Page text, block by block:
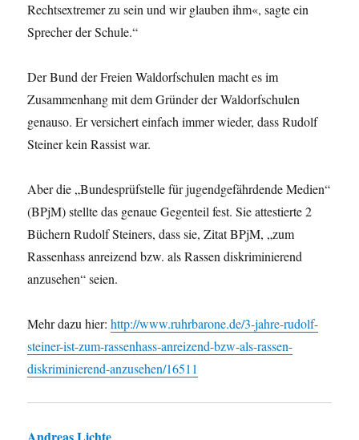
Rechtsextremer zu sein und wir glauben ihm«, sagte ein
Sprecher der Schule.“
Der Bund der Freien Waldorfschulen macht es im
Zusammenhang mit dem Gründer der Waldorfschulen
genauso. Er versichert einfach immer wieder, dass Rudolf
Steiner kein Rassist war.
Aber die „Bundesprüfstelle für jugendgefährdende Medien“
(BPjM) stellte das genaue Gegenteil fest. Sie attestierte 2
Büchern Rudolf Steiners, dass sie, Zitat BPjM, „zum
Rassenhass anreizend bzw. als Rassen diskriminierend
anzusehen“ seien.
Mehr dazu hier:http://www.ruhrbarone.de/3-jahre-rudolf-
steiner-ist-zum-rassenhass-anreizend-bzw-als-rassen-
diskriminierend-anzusehen/16511